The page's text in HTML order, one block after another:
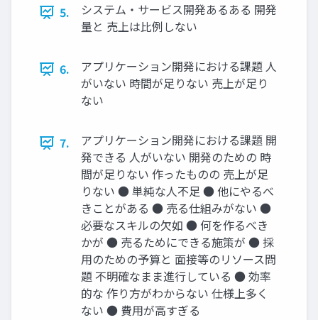
5.
システム・サービス開発あるある 開発
量と 売上は比例しない
6.
アプリケーション開発における課題 人
がいない 時間が足りない 売上が足り
ない
7.
アプリケーション開発における課題 開
発できる 人がいない 開発のための 時
間が足りない 作ったものの 売上が足
りない ● 単純な人不足 ● 他にやるべ
きことがある ● 売る仕組みがない ●
必要なスキルの欠如 ● 何を作るべき
かが ● 売るためにできる施策が ● 採
用のための予算と 面接等のリソース問
題 不明確なまま進行している ● 効率
的な 作り方がわからない 仕様上多く
ない ● 費用が高すぎる